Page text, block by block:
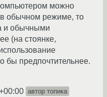
можно
обычном режиме, то
и обычными
(на стоянке,
бы предпочтительнее.
автор топика